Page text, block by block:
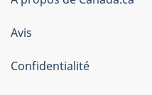
Canada
Avis
Confidentialité